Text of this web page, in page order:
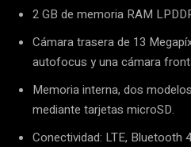
2 GB de memoria RAM
Cámara trasera de 13
autofocus y una cámara
Memoria interna, dos
mediante tarjetas microSD.
Conectividad: LTE, Bluetooth